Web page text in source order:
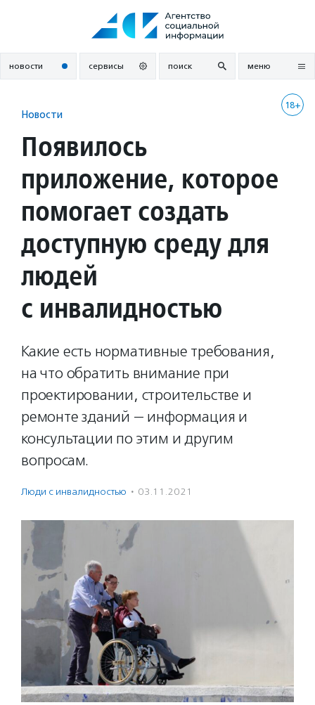
новости сервисы поиск меню
18+
Новости
Появилось
приложение, которое
помогает создать
доступную среду для
людей
с инвалидностью
Какие есть нормативные требования,
на что обратить внимание при
проектировании, строительстве и
ремонте зданий — информация и
консультации по этим и другим
вопросам.
Люди с инвалидностью · 03.11.2021